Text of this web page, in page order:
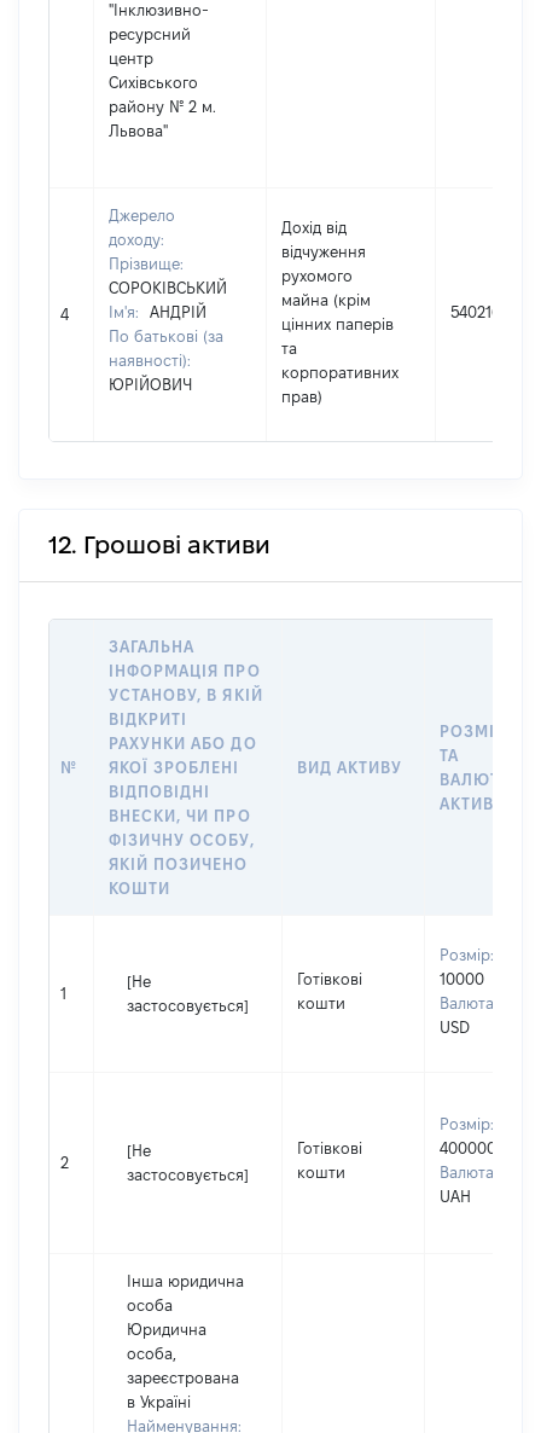
"Інклюзивно-
ресурсний
центр
Сихівського
району № 2 м.
Львова"
4
Джерело
доходу:
Прізвище:
СОРОКІВСЬКИЙ
Ім'я:
АНДРІЙ
По батькові (за
наявності):
ЮРІЙОВИЧ
Дохід від
відчуження
рухомого
майна (крім
цінних паперів
та
корпоративних
прав)
540216
12. Грошові активи
№
ЗАГАЛЬНА
ІНФОРМАЦІЯ ПРО
УСТАНОВУ, В ЯКІЙ
ВІДКРИТІ
РАХУНКИ АБО ДО
ЯКОЇ ЗРОБЛЕНІ
ВІДПОВІДНІ
ВНЕСКИ, ЧИ ПРО
ФІЗИЧНУ ОСОБУ,
ЯКІЙ ПОЗИЧЕНО
КОШТИ
ВИД АКТИВУ
РОЗМІР
ТА
ВАЛЮТА
АКТИВУ
1
[Не
застосовується]
Готівкові
кошти
Розмір:
10000
Валюта:
USD
2
[Не
застосовується]
Готівкові
кошти
Розмір:
400000
Валюта:
UAH
Інша юридична
особа
Юридична
особа,
зареєстрована
в Україні
Найменування: